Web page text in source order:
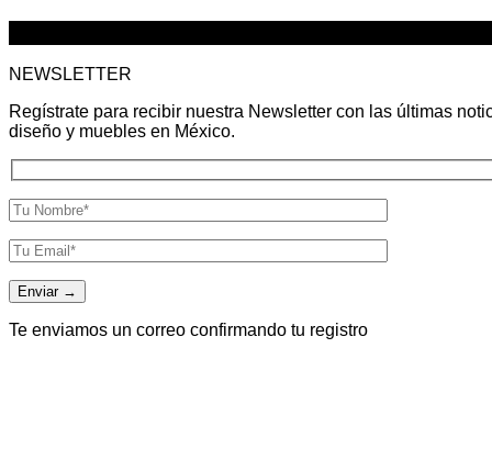
NEWSLETTER
Regístrate para recibir nuestra Newsletter con las últimas
diseño y muebles en México.
Te enviamos un correo confirmando tu registro